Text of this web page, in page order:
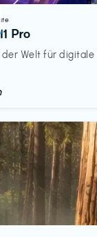
Pro
Welt für digitale